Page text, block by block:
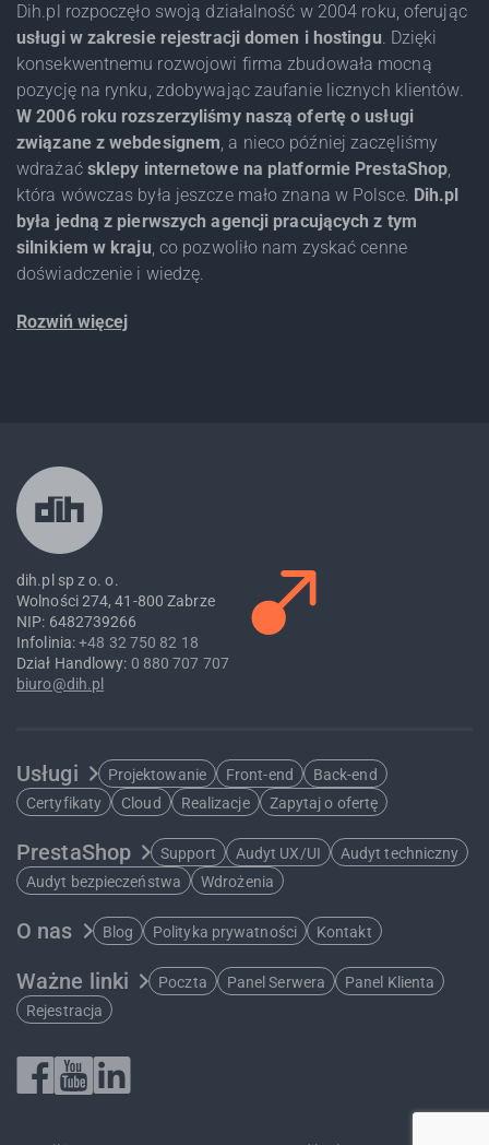
Dih.pl rozpoczęło swoją działalność w 2004 roku, oferując
usługi w zakresie rejestracji domen i hostingu. Dzięki
konsekwentnemu rozwojowi firma zbudowała mocną
pozycję na rynku, zdobywając zaufanie licznych klientów.
W 2006 roku rozszerzyliśmy naszą ofertę o usługi
związane z webdesignem, a nieco później zaczęliśmy
wdrażać sklepy internetowe na platformie PrestaShop,
która wówczas była jeszcze mało znana w Polsce. Dih.pl
była jedną z pierwszych agencji pracujących z tym
silnikiem w kraju, co pozwoliło nam zyskać cenne
doświadczenie i wiedzę.
Rozwiń więcej
dih.pl sp z o. o.
Wolności 274, 41-800 Zabrze
NIP: 6482739266
Infolinia:+48 32 750 82 18
Dział Handlowy: 0 880 707 707
biuro@dih.pl
Usługi Projektowanie Front-end
Back-end
Certyfikaty
Cloud Realizacje Zapytaj o ofertę
PrestaShop Support Audyt UX/UI
Audyt techniczny
Audyt bezpieczeństwa
Wdrożenia
O nas Blog Polityka prywatności Kontakt
Ważne linki Poczta Panel Serwera
Panel Klienta
Rejestracja